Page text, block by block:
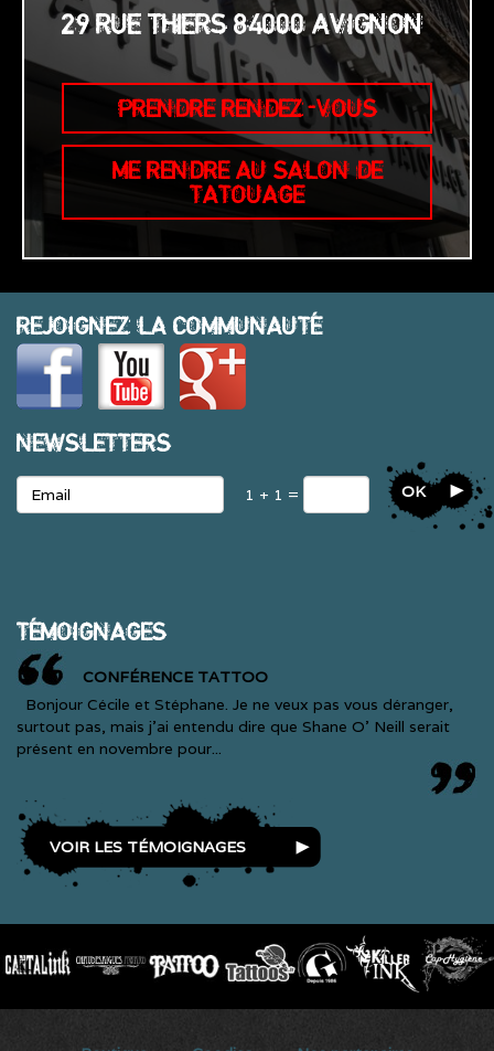
29 RUE THIERS 84000 AVIGNON
PRENDRE RENDEZ-VOUS
ME RENDRE AU SALON DE
TATOUAGE
REJOIGNEZ LA COMMUNAUTÉ
NEWSLETTERS
1 + 1 = OK
TÉMOIGNAGES
CONFÉRENCE TATTOO
Bonjour Cécile et Stéphane. Je ne veux pas vous déranger,
surtout pas, mais j’ai entendu dire que Shane O’ Neill serait
présent en novembre pour...
VOIR LES TÉMOIGNAGES